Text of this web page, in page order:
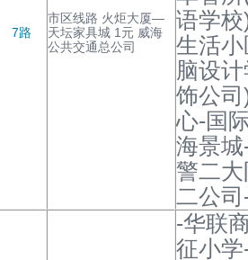
7路
市区线路 火炬大厦—
天坛家具城 1元 威海
公共交通总公司
语学
生活
脑设
饰公
心-国
海景
警二
二公
-华联
征小